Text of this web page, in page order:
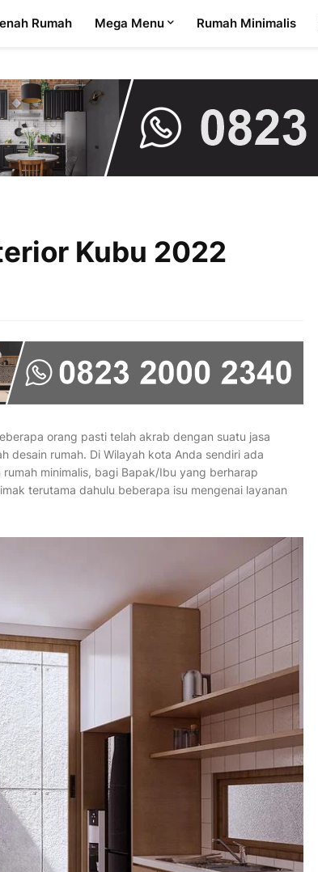
Rumah Mega Menu Rumah Minimalis
Kubu 2022
orang pasti telah akrab dengan suatu jasa
desain rumah. Di Wilayah kota Anda sendiri ada
minimalis, bagi Bapak/Ibu yang berharap
terutama dahulu beberapa isu mengenai layanan